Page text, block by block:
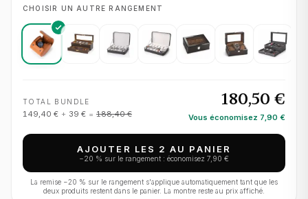
CHOISIR UN AUTRE RANGEMENT
TOTAL BUNDLE
149,40 € + 39 € = 188,40 €
180,50 €
Vous économisez 7,90 €
AJOUTER LES 2 AU PANIER
−20 % sur le rangement : économisez 7,90 €
La remise −20 % sur le rangement s'applique automatiquement tant que les
deux produits restent dans le panier. La montre reste au prix affiché.